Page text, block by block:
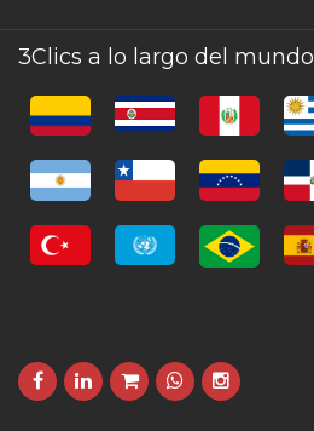
3Clics a lo largo del mundo